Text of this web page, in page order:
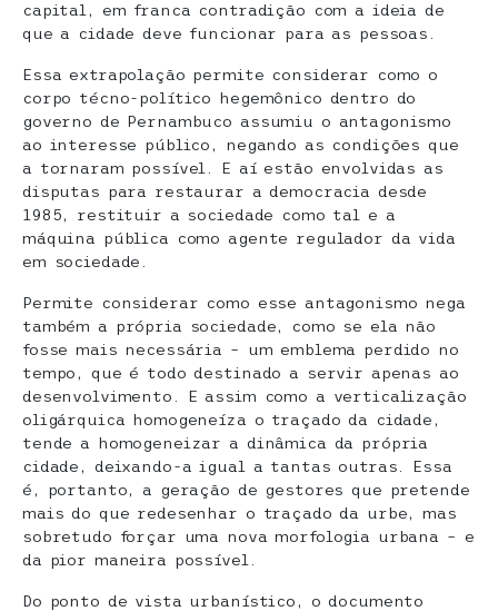
capital, em franca contradição com a ideia de
que a cidade deve funcionar para as pessoas.
Essa extrapolação permite considerar como o
corpo técno-político hegemônico dentro do
governo de Pernambuco assumiu o antagonismo
ao interesse público, negando as condições que
a tornaram possível. E aí estão envolvidas as
disputas para restaurar a democracia desde
1985, restituir a sociedade como tal e a
máquina pública como agente regulador da vida
em sociedade.
Permite considerar como esse antagonismo nega
também a própria sociedade, como se ela não
fosse mais necessária – um emblema perdido no
tempo, que é todo destinado a servir apenas ao
desenvolvimento. E assim como a verticalização
oligárquica homogeneíza o traçado da cidade,
tende a homogeneizar a dinâmica da própria
cidade, deixando-a igual a tantas outras. Essa
é, portanto, a geração de gestores que pretende
mais do que redesenhar o traçado da urbe, mas
sobretudo forçar uma nova morfologia urbana – e
da pior maneira possível.
Do ponto de vista urbanístico, o documento